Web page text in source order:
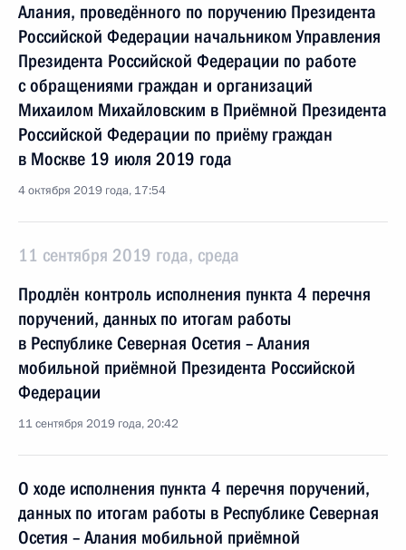
Алания, проведённого по поручению Президента
Российской Федерации начальником Управления
Президента Российской Федерации по работе
с обращениями граждан и организаций
Михаилом Михайловским в Приёмной Президента
Российской Федерации по приёму граждан
в Москве 19 июля 2019 года
4 октября 2019 года, 17:54
11 сентября 2019 года, среда
Продлён контроль исполнения пункта 4 перечня
поручений, данных по итогам работы
в Республике Северная Осетия – Алания
мобильной приёмной Президента Российской
Федерации
11 сентября 2019 года, 20:42
О ходе исполнения пункта 4 перечня поручений,
данных по итогам работы в Республике Северная
Осетия – Алания мобильной приёмной